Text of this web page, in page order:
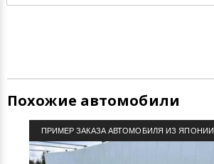
Похожие автомобили
ПРИМЕР ЗАКАЗА АВТОМОБИЛЯ ИЗ ЯПОНИИ